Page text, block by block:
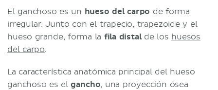
El ganchoso es un hueso del carpo de forma
irregular. Junto con el trapecio, trapezoide y el
hueso grande, forma la fila distalde los huesos
del carpo.
La característica anatómica principal del hueso
ganchoso es elgancho, una proyección ósea